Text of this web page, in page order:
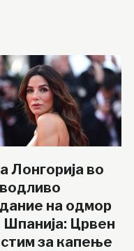
Лонгорија во
на одмор
Шпанија: Црвен
за капење